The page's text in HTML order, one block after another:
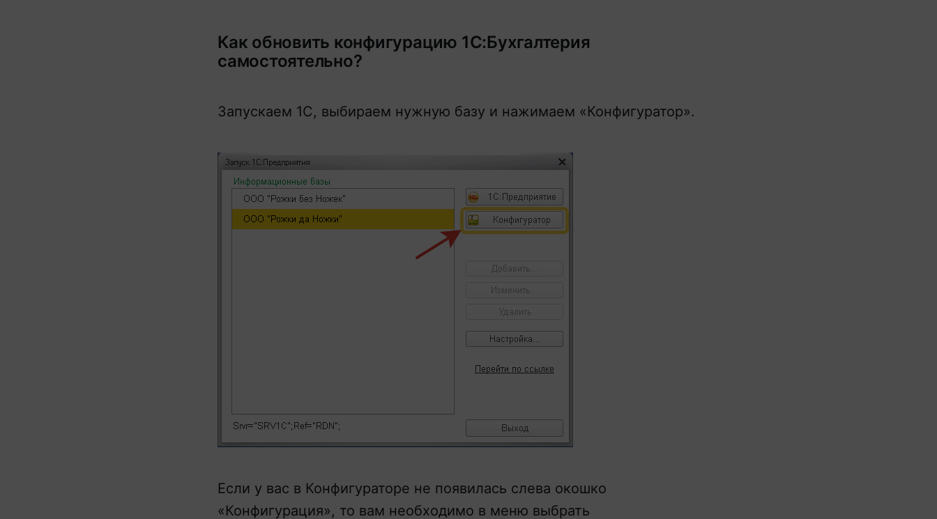
Как обновить конфигурацию 1С:Бухгалтерия
самостоятельно?
Запускаем 1С, выбираем нужную базу и нажимаем «Конфигуратор».
Если у вас в Конфигураторе не появилась слева окошко
«Конфигурация», то вам необходимо в меню выбрать